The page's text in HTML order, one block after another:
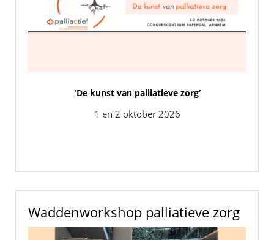
'De kunst van palliatieve zorg’
1 en 2 oktober 2026
Waddenworkshop palliatieve zorg